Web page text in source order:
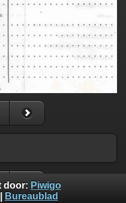
door: Piwigo
Bureaublad